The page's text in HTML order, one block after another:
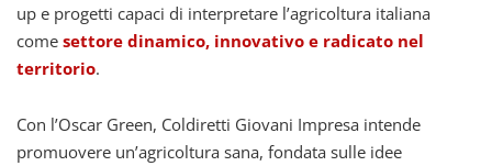
up e progetti capaci di interpretare l’agricoltura italiana
come settore dinamico, innovativo e radicato nel
territorio.
Con l’Oscar Green, Coldiretti Giovani Impresa intende
promuovere un’agricoltura sana, fondata sulle idee